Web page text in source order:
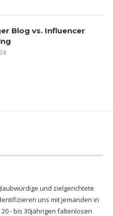
Blog vs. Influencer
und zielgerichtete
uns mit jemanden in
- bis 30jährigen faltenlosen